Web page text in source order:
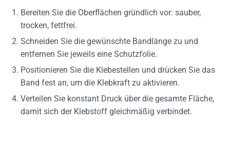
Bereiten Sie die Oberflächen gründlich vor: sauber,
trocken, fettfrei.
Schneiden Sie die gewünschte Bandlänge zu und
entfernen Sie jeweils eine Schutzfolie.
Positionieren Sie die Klebestellen und drücken Sie das
Band fest an, um die Klebkraft zu aktivieren.
Verteilen Sie konstant Druck über die gesamte Fläche,
damit sich der Klebstoff gleichmäßig verbindet.